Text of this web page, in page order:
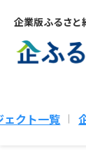
企業版ふるさと
ェクト一覧